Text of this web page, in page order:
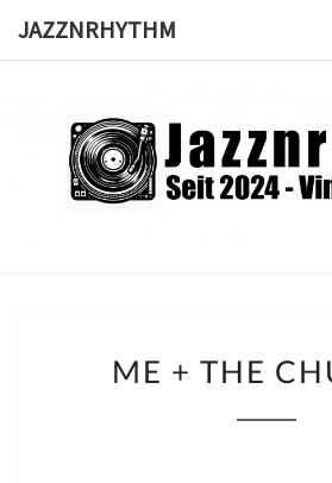
JAZZNRHYTHM
Seit
2024
+
ME + THE